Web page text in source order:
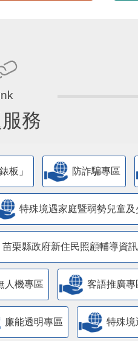
務
板」 防詐騙專區
特殊境遇家庭暨弱勢兒童
苗栗縣政府新住民照顧輔導資
人機專區 客語推廣專
廉能透明專區 特殊境